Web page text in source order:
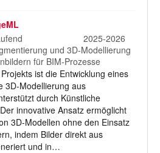
2025-2026
und 3D-Modellierung
für BIM-Prozesse
ist die Entwicklung eines
3D-Modellierung aus
durch Künstliche
innovative Ansatz ermöglicht
3D-Modellen ohne den Einsatz
indem Bilder direkt aus
und in…